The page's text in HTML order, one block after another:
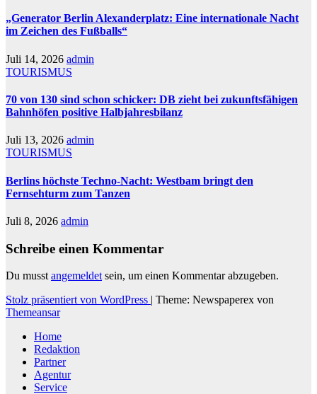
„Generator Berlin Alexanderplatz: Eine internationale Nacht
im Zeichen des Fußballs“
Juli 14, 2026 admin
TOURISMUS
70 von 130 sind schon schicker: DB zieht bei zukunftsfähigen
Bahnhöfen positive Halbjahresbilanz
Juli 13, 2026 admin
TOURISMUS
Berlins höchste Techno-Nacht: Westbam bringt den
Fernsehturm zum Tanzen
Juli 8, 2026 admin
Schreibe einen Kommentar
Du musst angemeldet sein, um einen Kommentar abzugeben.
Stolz präsentiert von WordPress | Theme: Newspaperex von
Themeansar
Home
Redaktion
Partner
Agentur
Service